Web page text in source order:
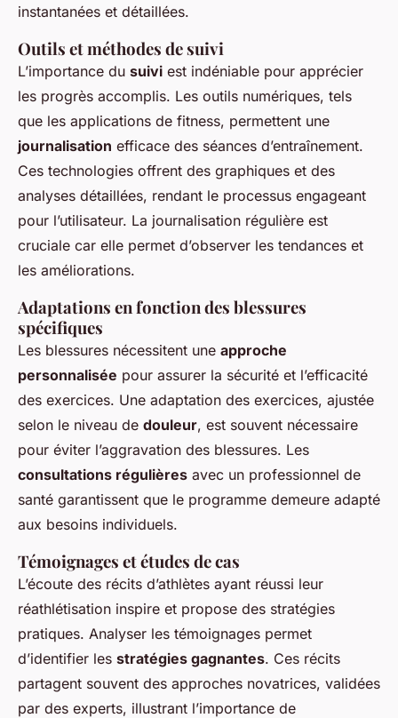
instantanées et détaillées.
Outils et méthodes de suivi
L’importance du suivi est indéniable pour apprécier
les progrès accomplis. Les outils numériques, tels
que les applications de fitness, permettent une
journalisation efficace des séances d’entraînement.
Ces technologies offrent des graphiques et des
analyses détaillées, rendant le processus engageant
pour l’utilisateur. La journalisation régulière est
cruciale car elle permet d’observer les tendances et
les améliorations.
Adaptations en fonction des blessures
spécifiques
Les blessures nécessitent une approche
personnalisée pour assurer la sécurité et l’efficacité
des exercices. Une adaptation des exercices, ajustée
selon le niveau de douleur, est souvent nécessaire
pour éviter l’aggravation des blessures. Les
consultations régulières avec un professionnel de
santé garantissent que le programme demeure adapté
aux besoins individuels.
Témoignages et études de cas
L’écoute des récits d’athlètes ayant réussi leur
réathlétisation inspire et propose des stratégies
pratiques. Analyser les témoignages permet
d’identifier les stratégies gagnantes. Ces récits
partagent souvent des approches novatrices, validées
par des experts, illustrant l’importance de